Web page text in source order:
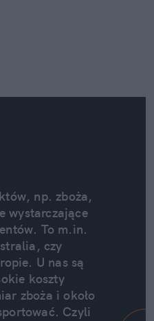
np. zboża,
wystarczające
To m.in.
czy
U nas są
koszty
zboża i około
Czyli